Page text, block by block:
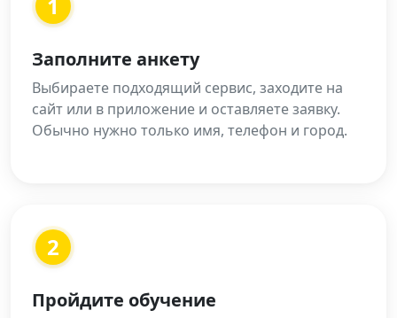
1
Заполните анкету
Выбираете подходящий сервис, заходите на
сайт или в приложение и оставляете заявку.
Обычно нужно только имя, телефон и город.
2
Пройдите обучение